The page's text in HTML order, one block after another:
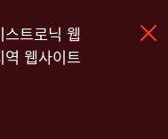
트로닉 웹
웹사이트